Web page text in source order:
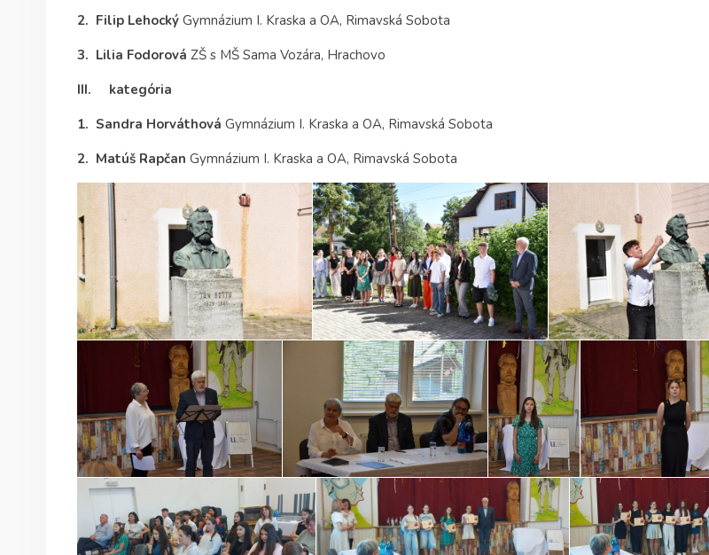
2. Filip Lehocký Gymnázium I. Kraska a OA, Rimavská Sobota
3. Lilia Fodorová ZŠ s MŠ Sama Vozára, Hrachovo
III. kategória
1. Sandra Horváthová Gymnázium I. Kraska a OA, Rimavská Sobota
2. Matúš Rapčan Gymnázium I. Kraska a OA, Rimavská Sobota